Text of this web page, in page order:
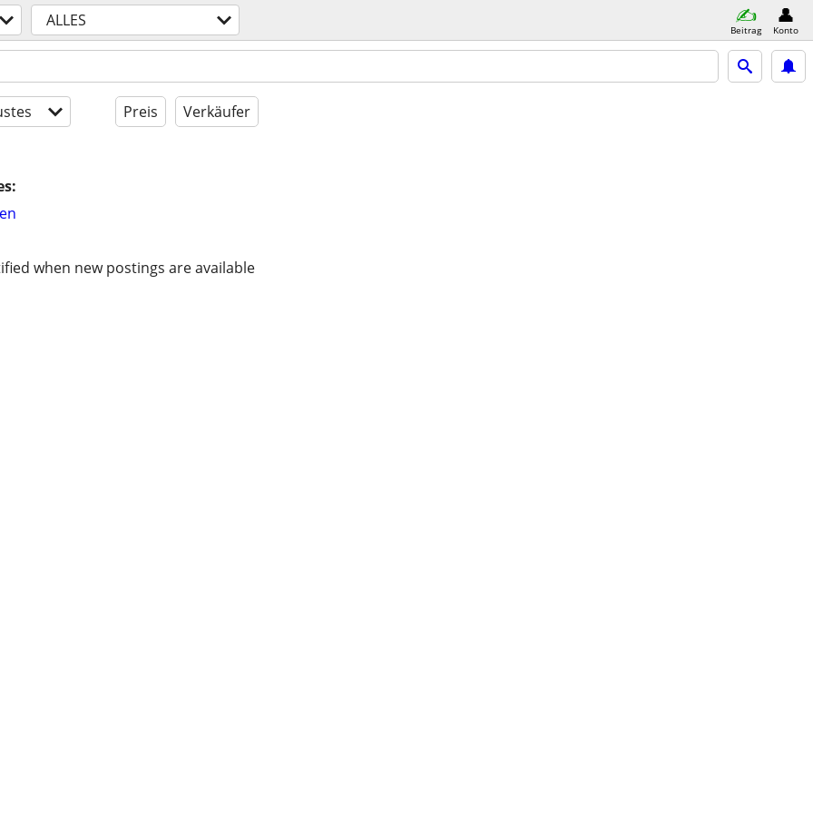
ALLES Beitrag Konto
Preis Verkäufer
when new postings are available